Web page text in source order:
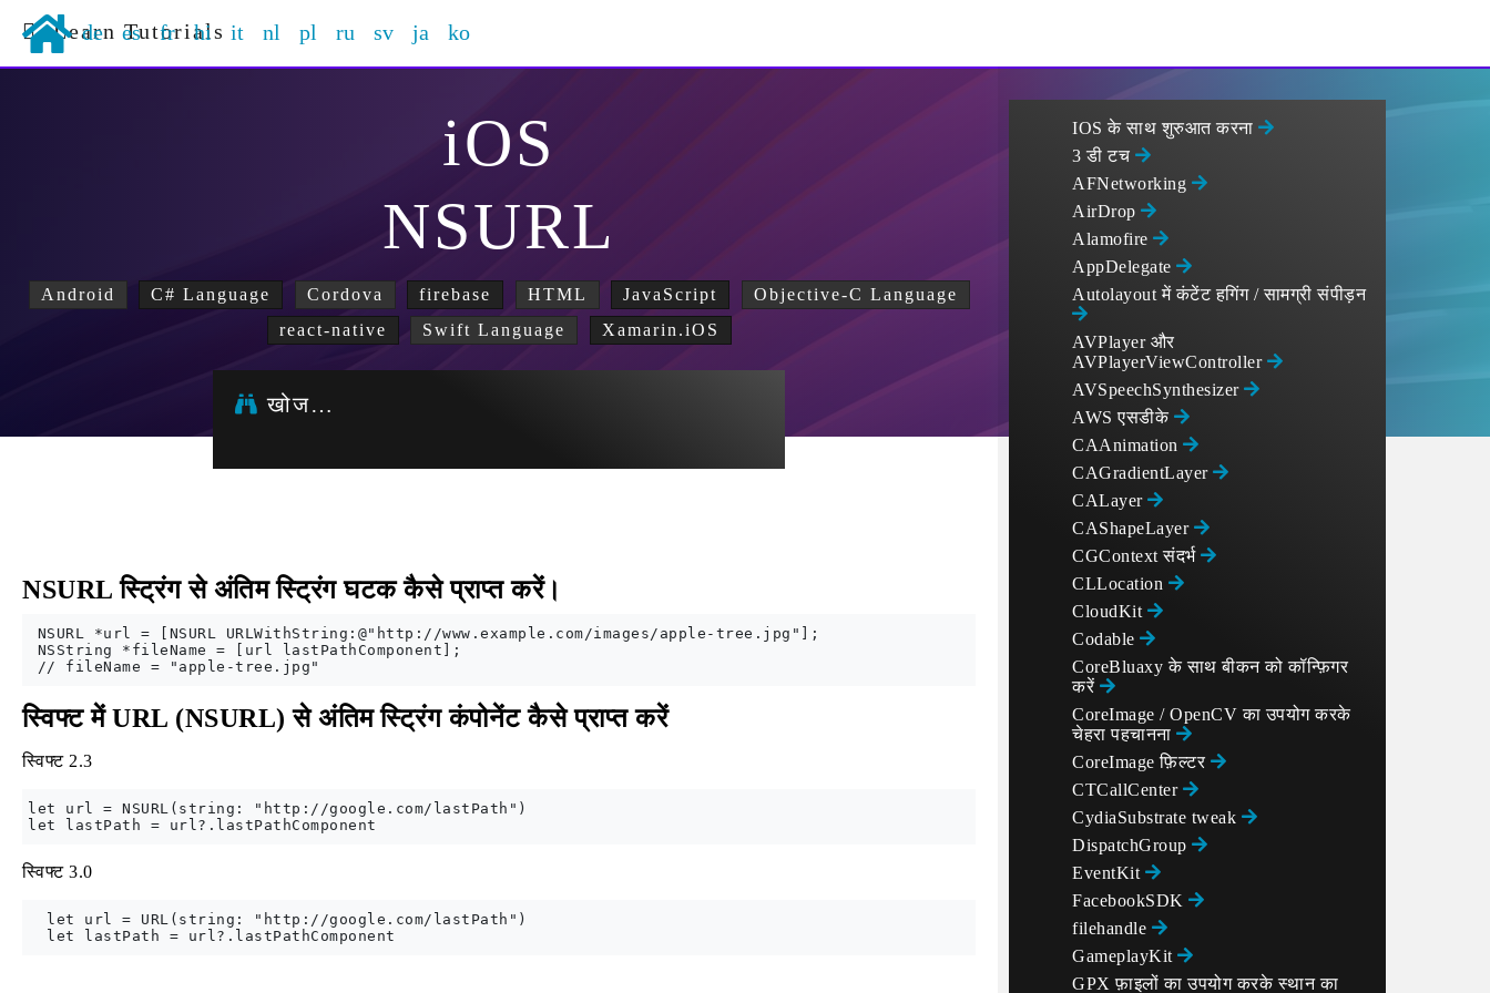
Learn Tutorials
de es fr hi it nl pl ru sv ja ko
iOS
NSURL
Android C# Language Cordova firebase HTML JavaScript
Objective-C Language
react-native
Swift Language Xamarin.iOS
खोज…
NSURL स्ट्रिंग से अंतिम स्ट्रिंग घटक कैसे प्राप्त करें।
NSURL *url = [NSURL URLWithString:@"http://www.example.com/images/apple-tree.jpg"];
NSString *fileName = [url lastPathComponent];
स्विफ्ट में URL (NSURL) से अंतिम स्ट्रिंग कंपोनेंट कैसे प्राप्त करें
स्विफ्ट 2.3
let url = NSURL(string: "http://google.com/lastPath")
स्विफ्ट 3.0
  let url = URL(string: "http://google.com/lastPath")
IOS के साथ शुरुआत करना
3 डी टच
AFNetworking
AirDrop
Alamofire
AppDelegate
Autolayout में कंटेंट हगिंग / सामग्री संपीड़न
AVPlayer और
AVPlayerViewController
AVSpeechSynthesizer
AWS एसडीके
CAAnimation
CAGradientLayer
CALayer
CAShapeLayer
CGContext संदर्भ
CLLocation
CloudKit
Codable
CoreBluaxy के साथ बीकन को कॉन्फ़िगर
करें
CoreImage / OpenCV का उपयोग करके
चेहरा पहचानना
CoreImage फ़िल्टर
CTCallCenter
CydiaSubstrate tweak
DispatchGroup
EventKit
FacebookSDK
filehandle
GameplayKit
GPX फ़ाइलों का उपयोग करके स्थान का